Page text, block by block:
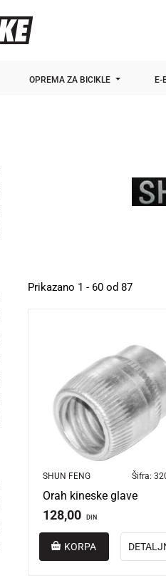
OPREMA ZA BICIKLE E-
Prikazano 1 - 60 od 87
SHUN FENG Šifra:
Orah kineske glave
128,00 DIN
KORPA